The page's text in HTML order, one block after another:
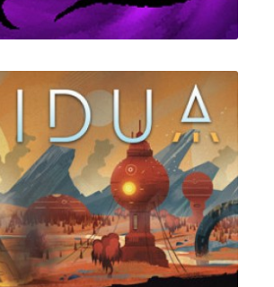
Killer Chambers